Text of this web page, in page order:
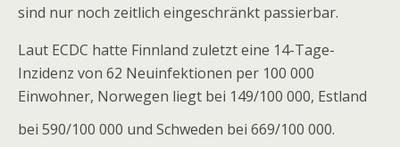
sind nur noch zeitlich eingeschränkt passierbar.
Laut ECDC hatte Finnland zuletzt eine 14-Tage-
Inzidenz von 62 Neuinfektionen per 100 000
Einwohner, Norwegen liegt bei 149/100 000, Estland
bei 590/100 000 und Schweden bei 669/100 000.